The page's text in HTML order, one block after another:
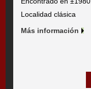
Localidad clásica
Más información